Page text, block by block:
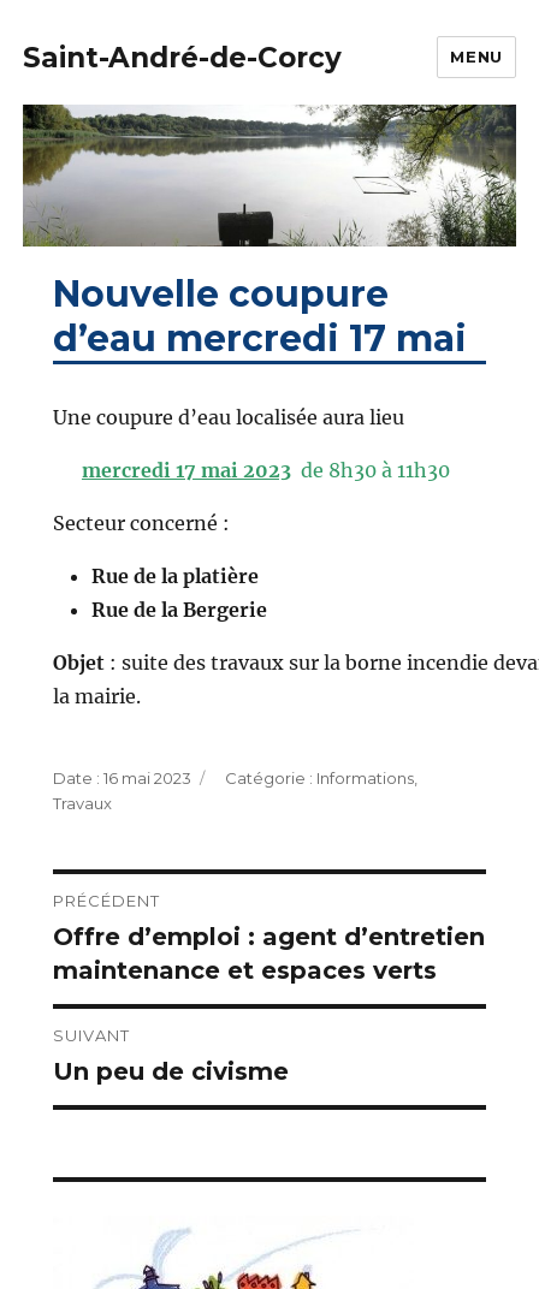
Saint-André-de-Corcy MENU
Nouvelle coupure
d’eau mercredi 17 mai
Une coupure d’eau localisée aura lieu
mercredi 17 mai 2023de 8h30 à 11h30
Secteur concerné :
Rue de la platière
Rue de la Bergerie
Objet : suite des travaux sur la borne incendie
la mairie.
Publié
le
16 mai 2023 Catégories
Informations,
Travaux
Navigation
de
l’article
PRÉCÉDENT
Publication
précédente :
Offre d’emploi : agent d’entretien
maintenance et espaces verts
SUIVANT
Publication
suivante :
Un peu de civisme